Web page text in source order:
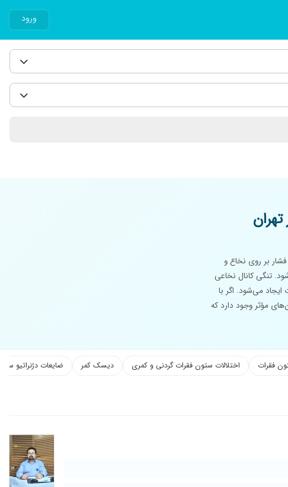
ورود
بر روی نخاع و
تنگی کانال نخاعی
ایجاد می‌شود. اگر با
مؤثر وجود دارد که
فقرات اختلالات ستون فقرات گردنی و کمری دیسک کمر ضایعات دژنراتیو